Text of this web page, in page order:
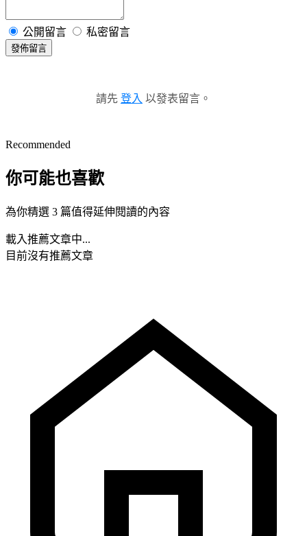
公開留言 私密留言
發佈留言
請先 登入 以發表留言。
Recommended
你可能也喜歡
為你精選 3 篇值得延伸閱讀的內容
載入推薦文章中...
目前沒有推薦文章